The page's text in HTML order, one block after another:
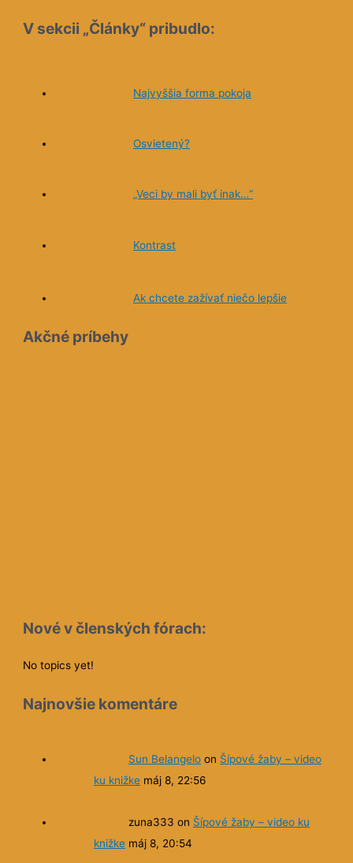
V sekcii „Články“ pribudlo:
Najvyššia forma pokoja
Osvietený?
„Veci by mali byť inak…“
Kontrast
Ak chcete zažívať niečo lepšie
Akčné príbehy
Nové v členských fórach:
No topics yet!
Najnovšie komentáre
Sun Belangelo on Šípové žaby – video
ku knižke máj 8, 22:56
zuna333 on Šípové žaby – video ku
knižke máj 8, 20:54